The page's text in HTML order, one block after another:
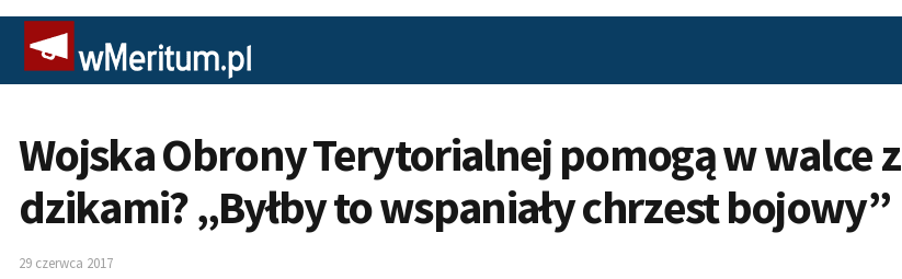
Wojska Obrony Terytorialnej pomogą w walce z
dzikami? „Byłby to wspaniały chrzest bojowy”
29 czerwca 2017